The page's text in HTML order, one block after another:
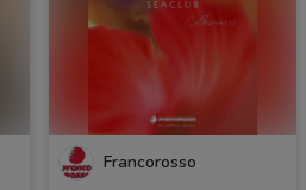
Francorosso